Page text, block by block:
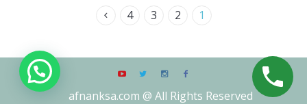
1
2
3
4
afnanksa.com @ All Rights Reserved